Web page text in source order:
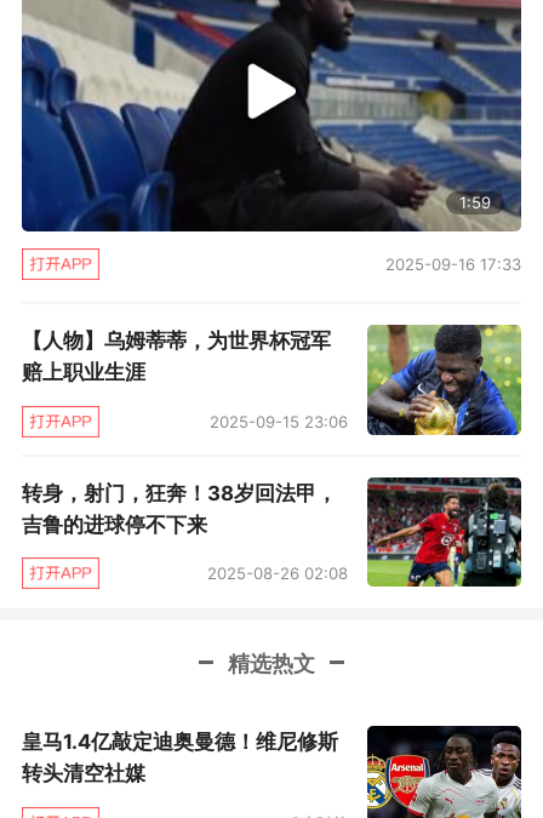
次）。
【7】里尔成为第7支夺得法超杯的球队，另外6
支分别是大巴黎（10次）、里昂（7次）、波尔多
（2次）、马赛（2次）和南特（2次）。
【8】波切蒂诺执教巴黎圣日耳曼的35场比赛中
输掉8场，败率22.9%，为大巴黎进入卡塔尔时代
【9】法甲三连冠终结，法超杯八连冠终结。自
2012年来，大巴黎首度以无冠身份迎接全新赛
巴黎圣日耳曼阵容（433）：
纳瓦斯/阿什拉夫、
克雷尔、金彭贝（81’库尔扎瓦）、迪亚洛/埃雷
杜姆）/德拉克斯勒、伊卡尔迪、卡利穆恩多
1:59
2025-09-16 17:33
【人物】乌姆蒂蒂，为世界杯冠军
赔上职业生涯
2025-09-15 23:06
转身，射门，狂奔！38岁回法甲，
吉鲁的进球停不下来
2025-08-26 02:08
精选热文
皇马1.4亿敲定迪奥曼德！维尼修斯
转头清空社媒